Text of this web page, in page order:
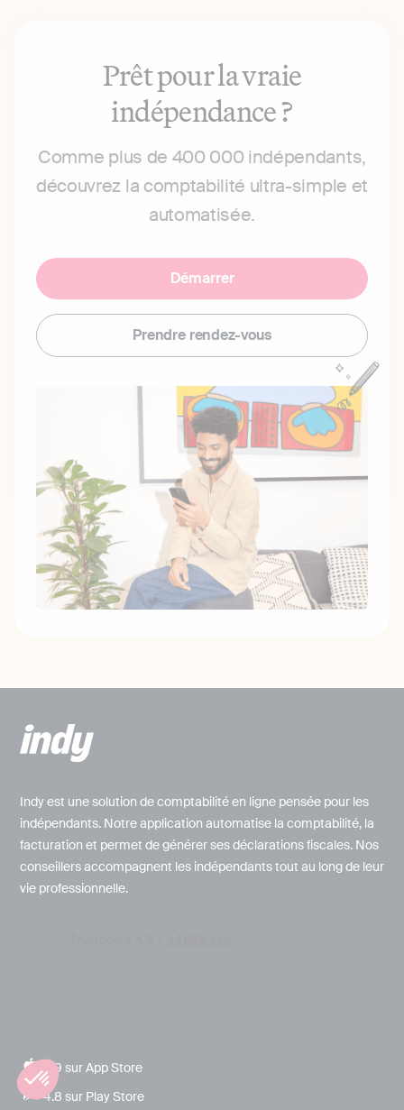
Prêt pour la vraie
indépendance ?
Comme plus de 400 000 indépendants,
découvrez la comptabilité ultra-simple et
automatisée.
Démarrer
Prendre rendez-vous
Indy est une solution de comptabilité en ligne pensée pour les
indépendants. Notre application automatise la comptabilité, la
facturation et permet de générer ses déclarations fiscales. Nos
conseillers accompagnent les indépendants tout au long de leur
vie professionnelle.
4.9 sur App Store
4.8 sur Play Store